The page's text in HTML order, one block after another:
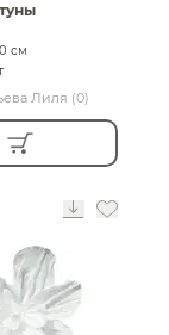
см
Лиля (0)